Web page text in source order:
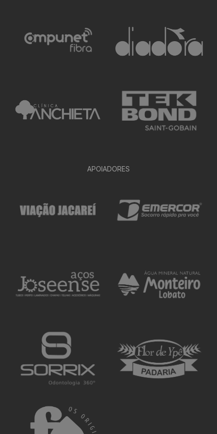
APOIADORES